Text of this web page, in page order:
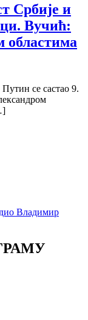
Србије и
Вучић:
областима
се састао 9.